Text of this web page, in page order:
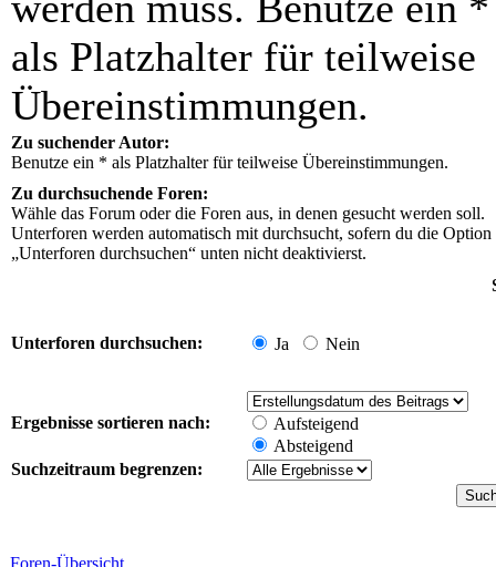
als Platzhalter für teilweise
Übereinstimmungen.
Zu suchender Autor:
Benutze ein * als Platzhalter für teilweise Übereinstimmungen.
Zu durchsuchende Foren:
Wähle das Forum oder die Foren aus, in denen gesucht werden soll.
Unterforen werden automatisch mit durchsucht, sofern du die Option
„Unterforen durchsuchen“ unten nicht deaktivierst.
Unterforen durchsuchen: Ja Nein
Ergebnisse sortieren nach:
Aufsteigend
Absteigend
Suchzeitraum begrenzen:
Foren-Übersicht